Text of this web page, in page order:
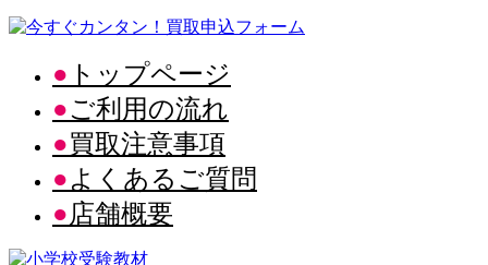
トップページ
ご利用の流れ
買取注意事項
よくあるご質問
店舗概要